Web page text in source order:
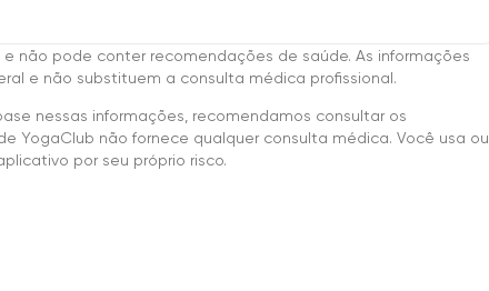
não pode conter recomendações de saúde. As informações
e não substituem a consulta médica profissional.
nessas informações, recomendamos consultar os
YogaClub não fornece qualquer consulta médica. Você usa ou
por seu próprio risco.